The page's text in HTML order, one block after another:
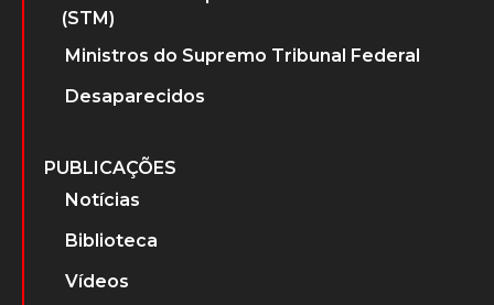
(STM)
Ministros do Supremo Tribunal Federal
Desaparecidos
PUBLICAÇÕES
Notícias
Biblioteca
Vídeos